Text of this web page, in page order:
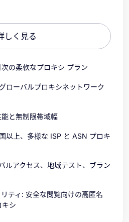
しく見る
の柔軟なプロキシ プラン
ローバルプロキシネットワーク
と無制限帯域幅
以上、多様な ISP と ASN プロキ
ルアクセス、地域テスト、ブラン
ティ: 安全な閲覧向けの高匿名
キシ